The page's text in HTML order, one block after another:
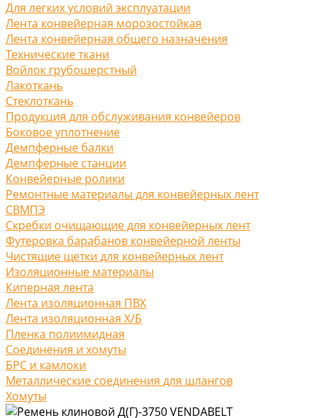
Для легких условий эксплуатации
Лента конвейерная морозостойкая
Лента конвейерная общего назначения
Технические ткани
Войлок грубошерстный
Лакоткань
Стеклоткань
Продукция для обслуживания конвейеров
Боковое уплотнение
Демпферные балки
Демпферные станции
Конвейерные ролики
Ремонтные материалы для конвейерных лент
СВМПЭ
Скребки очищающие для конвейерных лент
Футеровка барабанов конвейерной ленты
Чистящие щетки для конвейерных лент
Изоляционные материалы
Киперная лента
Лента изоляционная ПВХ
Лента изоляционная Х/Б
Пленка полиимидная
Соединения и хомуты
БРС и камлоки
Металлические соединения для шлангов
Хомуты